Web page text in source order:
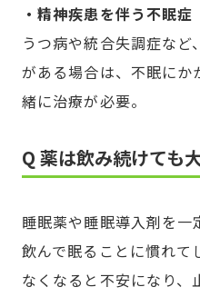
・精神疾患を伴う不眠症
うつ病や統合失調症な
がある場合は、不眠に
緒に治療が必要。
Q 薬は飲み続けても
睡眠薬や睡眠導入剤を一
飲んで眠ることに慣れて
なくなると不安になり、